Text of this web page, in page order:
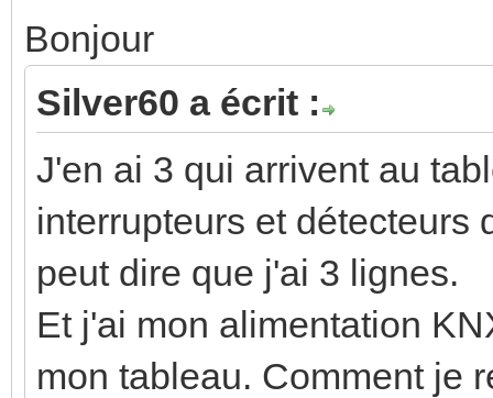
Bonjour
Silver60 a écrit :
J'en ai 3 qui arrivent au
interrupteurs et détecteurs
peut dire que j'ai 3 lignes.
Et j'ai mon alimentation
mon tableau. Comment je